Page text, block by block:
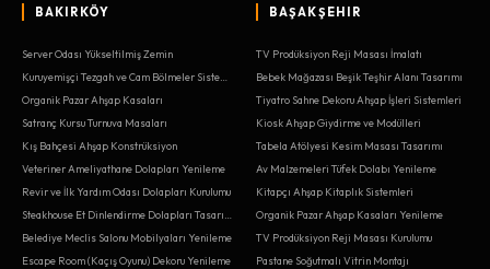
BAKIRKÖY
Server Odası Yükseltilmiş Zemin
Organik Pazar Ahşap Kasaları
Satranç Kursu Turnuva Masaları
Kış Bahçesi Ahşap Konstrüksiyon
Veteriner Ameliyathane Dolapları Yenileme
Revir ve İlk Yardım Odası Dolapları Kurulumu
Belediye Meclis Salonu Mobilyaları Yenileme
Escape Room (Kaçış Oyunu) Dekoru Yenileme
BAŞAKŞEHIR
TV Prodüksiyon Reji Masası İmalatı
Bebek Mağazası Beşik Teşhir Alanı Tasarımı
Tiyatro Sahne Dekoru Ahşap İşleri Sistemleri
Kiosk Ahşap Giydirme ve Modülleri
Tabela Atölyesi Kesim Masası Tasarımı
Av Malzemeleri Tüfek Dolabı Yenileme
Kitapçı Ahşap Kitaplık Sistemleri
Organik Pazar Ahşap Kasaları Yenileme
TV Prodüksiyon Reji Masası Kurulumu
Pastane Soğutmalı Vitrin Montajı